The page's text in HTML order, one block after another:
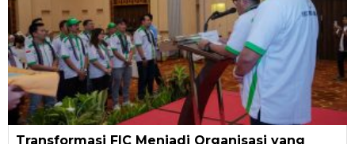
Transformasi FIC Menjadi Organisasi yang